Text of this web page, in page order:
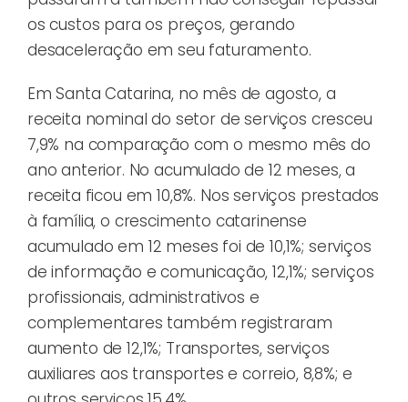
os custos para os preços, gerando
desaceleração em seu faturamento.
Em Santa Catarina, no mês de agosto, a
receita nominal do setor de serviços cresceu
7,9% na comparação com o mesmo mês do
ano anterior. No acumulado de 12 meses, a
receita ficou em 10,8%. Nos serviços prestados
à família, o crescimento catarinense
acumulado em 12 meses foi de 10,1%; serviços
de informação e comunicação, 12,1%; serviços
profissionais, administrativos e
complementares também registraram
aumento de 12,1%; Transportes, serviços
auxiliares aos transportes e correio, 8,8%; e